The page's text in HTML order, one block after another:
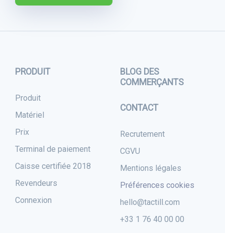
PRODUIT
Produit
Matériel
Prix
Terminal de paiement
Caisse certifiée 2018
Revendeurs
Connexion
BLOG DES
COMMERÇANTS
CONTACT
Recrutement
CGVU
Mentions légales
Préférences cookies
hello@tactill.com
+33 1 76 40 00 00